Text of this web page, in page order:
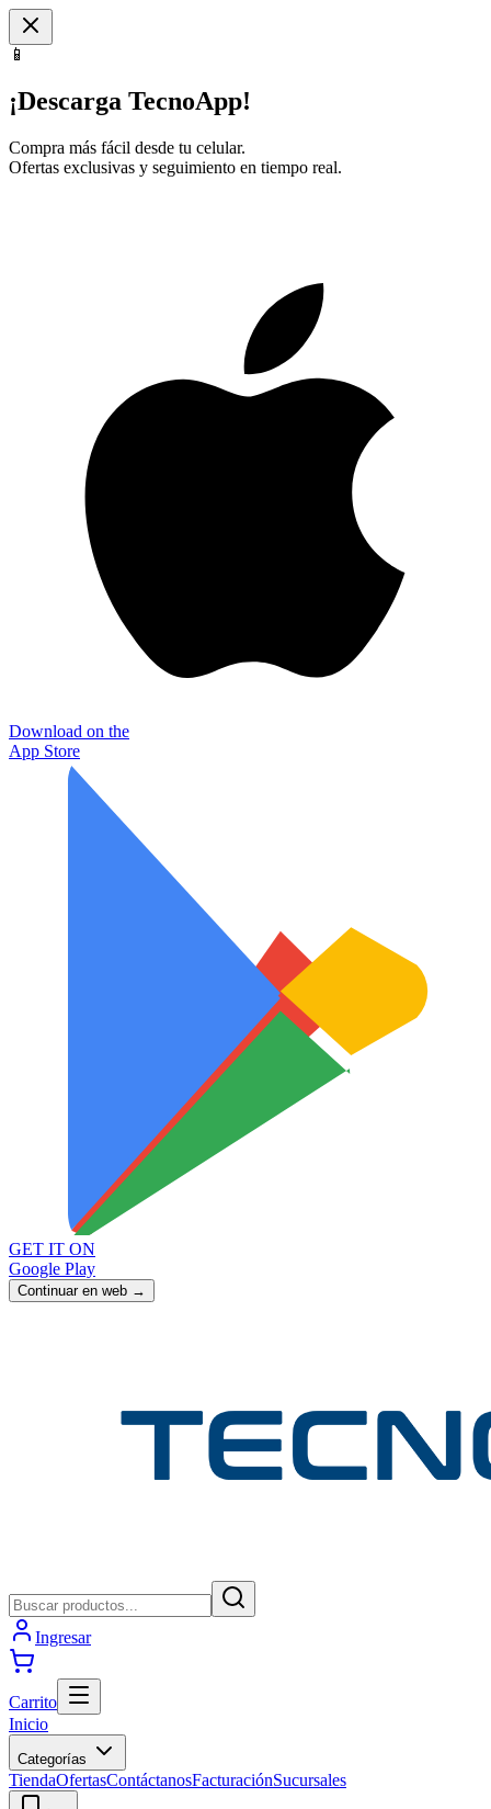
📱
¡Descarga TecnoApp!
Compra más fácil desde tu celular.
Ofertas exclusivas y seguimiento en tiempo real.
Download on the
App Store
GET IT ON
Google Play
Continuar en web →
Ingresar
Carrito
Inicio
Categorías
TiendaOfertasContáctanosFacturaciónSucursales